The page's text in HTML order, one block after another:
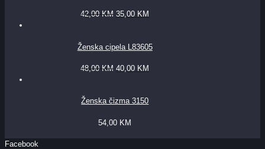
42,00 KM 35,00 KM
Ženska cipela L83605
48,00 KM 40,00 KM
Ženska čizma 3150
54,00 KM
Facebook